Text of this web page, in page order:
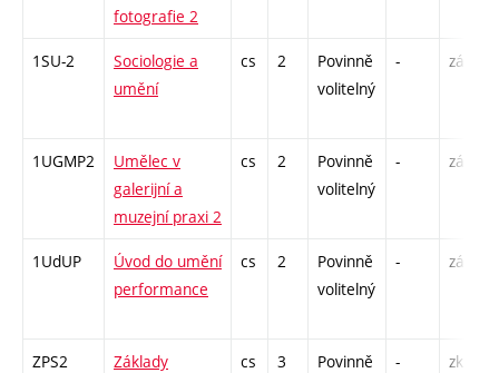
fotografie 2
1SU-2
Sociologie a
umění
cs 2
Povinně
volitelný
- zá
1UGMP2
Umělec v
galerijní a
muzejní praxi 2
cs 2
Povinně
volitelný
- zá
1UdUP
Úvod do umění
performance
cs 2
Povinně
volitelný
- zá
ZPS2
Základy
cs 3
Povinně
- zk